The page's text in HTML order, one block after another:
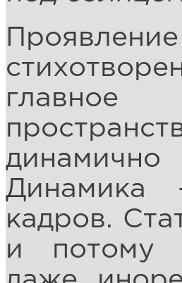
главное
Динамика
кадров.
и потому